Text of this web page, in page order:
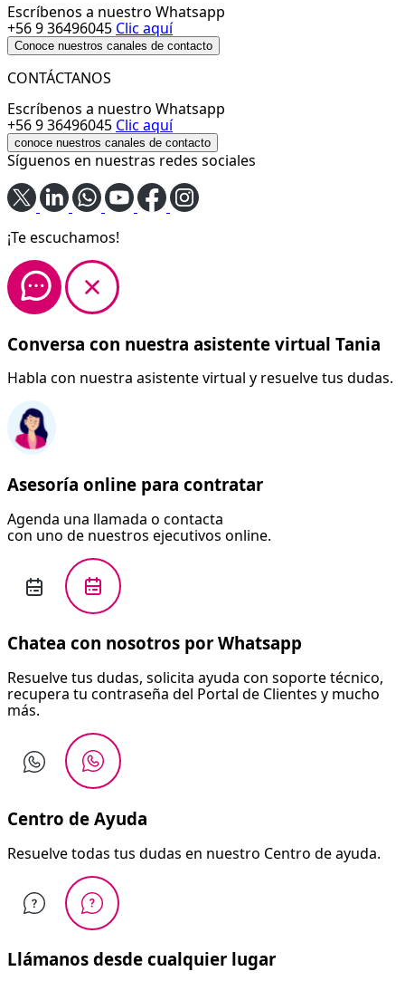
Escríbenos a nuestro Whatsapp
+56 9 36496045 Clic aquí
Conoce nuestros canales de contacto
CONTÁCTANOS
Escríbenos a nuestro Whatsapp
+56 9 36496045 Clic aquí
conoce nuestros canales de contacto
Síguenos en nuestras redes sociales
¡Te escuchamos!
Conversa con nuestra asistente virtual Tania
Habla con nuestra asistente virtual y resuelve tus dudas.
Asesoría online para contratar
Agenda una llamada o contacta
con uno de nuestros ejecutivos online.
Chatea con nosotros por Whatsapp
Resuelve tus dudas, solicita ayuda con soporte técnico,
recupera tu contraseña del Portal de Clientes y mucho
más.
Centro de Ayuda
Resuelve todas tus dudas en nuestro Centro de ayuda.
Llámanos desde cualquier lugar